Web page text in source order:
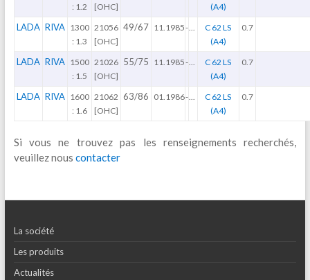
: 1.2
[OHC]
(A4)
LADA RIVA 1300
: 1.3
21056
[OHC]
49/67 11.1985-
C 62 LS
(A4)
0.7
LADA RIVA 1500
: 1.5
21026
[OHC]
55/75 11.1985-
C 62 LS
(A4)
0.7
LADA RIVA 1600
: 1.6
21062
[OHC]
63/86 01.1986-
C 62 LS
(A4)
0.7
Si vous ne trouvez pas les renseignements recherchés,
veuillez nous contacter
La société
Les produits
Actualités